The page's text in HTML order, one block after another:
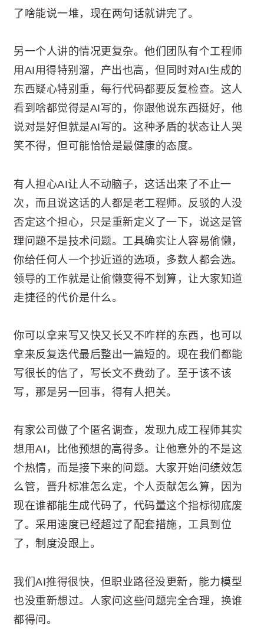
了啥能说一堆，现在两句话就讲完了。
另一个人讲的情况更复杂。他们团队有个工程师
用AI用得特别溜，产出也高，但同时对AI生成的
东西疑心特别重，每行代码都要反复检查。这人
看到啥都觉得是AI写的，你跟他说东西挺好，他
说对是好但就是AI写的。这种矛盾的状态让人哭
笑不得，但可能恰恰是最健康的态度。
有人担心AI让人不动脑子，这话出来了不止一
次，而且说这话的人都是老工程师。反驳的人没
否定这个担心，只是重新定义了一下，说这是管
理问题不是技术问题。工具确实让人容易偷懒，
你给任何人一个抄近道的选项，多数人都会选。
领导的工作就是让偷懒变得不划算，让大家知道
走捷径的代价是什么。
你可以拿来写又快又长又不咋样的东西，也可以
拿来反复迭代最后整出一篇短的。现在我们都能
写很长的信了，写长文不费劲了。至于该不该
写，那是另一回事，得有人把关。
有家公司做了个匿名调查，发现九成工程师其实
想用AI，比他预想的高得多。让他意外的不是这
个热情，而是接下来的问题。大家开始问绩效怎
么管，晋升标准怎么定，个人贡献怎么算，因为
现在谁都能生成代码了，代码量这个指标彻底废
了。采用速度已经超过了配套措施，工具到位
了，制度没跟上。
我们AI推得很快，但职业路径没更新，能力模型
也没重新想过。人家问这些问题完全合理，换谁
都得问。